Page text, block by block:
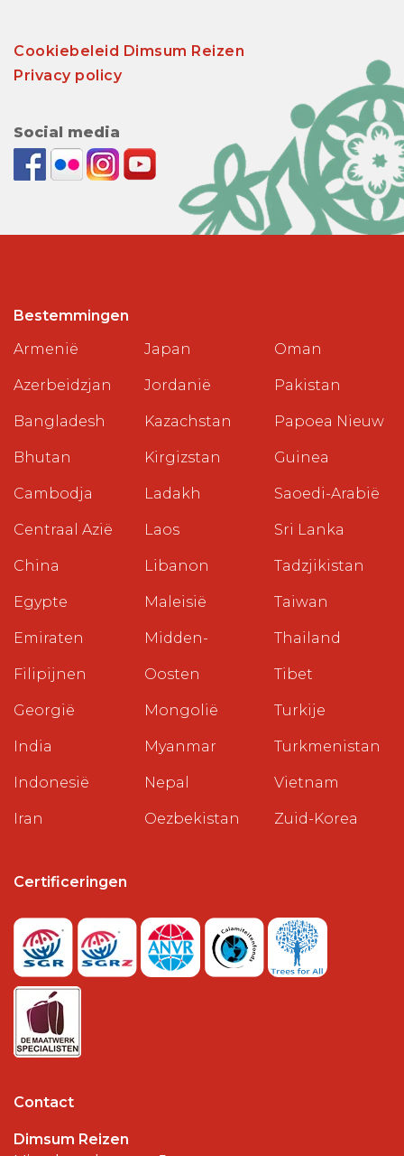
Cookiebeleid Dimsum Reizen
Privacy policy
Social media
Bestemmingen
Armenië
Azerbeidzjan
Bangladesh
Bhutan
Cambodja
Centraal Azië
China
Egypte
Emiraten
Filipijnen
Georgië
India
Indonesië
Iran
Japan
Jordanië
Kazachstan
Kirgizstan
Ladakh
Laos
Libanon
Maleisië
Midden-
Oosten
Mongolië
Myanmar
Nepal
Oezbekistan
Oman
Pakistan
Papoea Nieuw
Guinea
Saoedi-Arabië
Sri Lanka
Tadzjikistan
Taiwan
Thailand
Tibet
Turkije
Turkmenistan
Vietnam
Zuid-Korea
Certificeringen
Contact
Dimsum Reizen